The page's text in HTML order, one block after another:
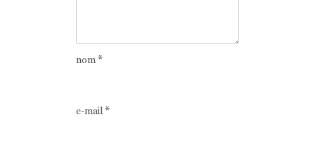
nom*
e-mail*